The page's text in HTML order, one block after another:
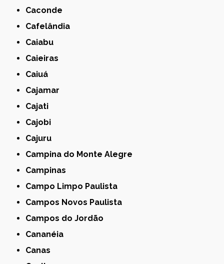
Caconde
Cafelândia
Caiabu
Caieiras
Caiuá
Cajamar
Cajati
Cajobi
Cajuru
Campina do Monte Alegre
Campinas
Campo Limpo Paulista
Campos Novos Paulista
Campos do Jordão
Cananéia
Canas